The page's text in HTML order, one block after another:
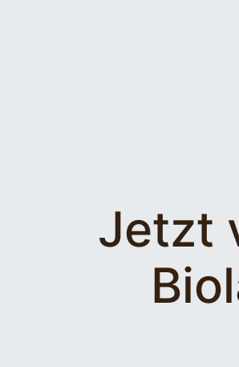
Jetzt